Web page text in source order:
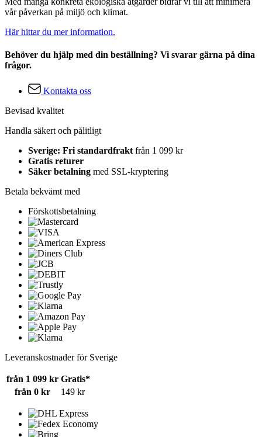
vår påverkan på miljö och klimat.
Här hittar du mer information.
Behöver du hjälp med din beställning? Vi svarar gärna på dina
frågor.
Kontakta oss
Bevisad kvalitet
Handla säkert och pålitligt
Sverige: Fri standardfrakt från 1 099 kr
Gratis returer
Säker betalning med SSL-kryptering
Betala bekvämt med
Förskottsbetalning
Leveranskostnader för Sverige
från 1 099 kr Gratis*
från 0 kr
149 kr